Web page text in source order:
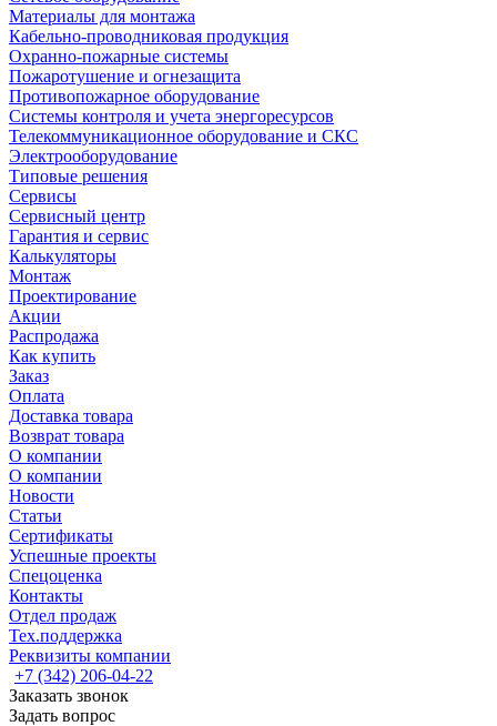
Материалы для монтажа
Кабельно-проводниковая продукция
Охранно-пожарные системы
Пожаротушение и огнезащита
Противопожарное оборудование
Системы контроля и учета энергоресурсов
Телекоммуникационное оборудование и СКС
Электрооборудование
Типовые решения
Сервисы
Сервисный центр
Гарантия и сервис
Калькуляторы
Монтаж
Проектирование
Акции
Распродажа
Как купить
Заказ
Оплата
Доставка товара
Возврат товара
О компании
О компании
Новости
Статьи
Сертификаты
Успешные проекты
Спецоценка
Контакты
Отдел продаж
Тех.поддержка
Реквизиты компании
+7 (342) 206-04-22
Заказать звонок
Задать вопрос